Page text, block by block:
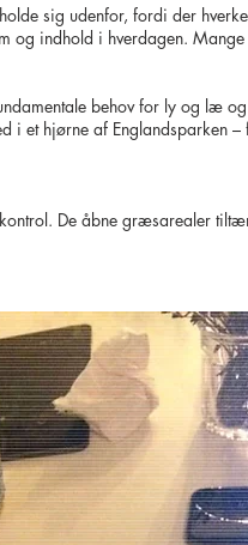
sig udenfor, fordi der
og indhold i hverdagen.
behov for ly og læ og
i et hjørne af Englandsparken –
De åbne græsarealer